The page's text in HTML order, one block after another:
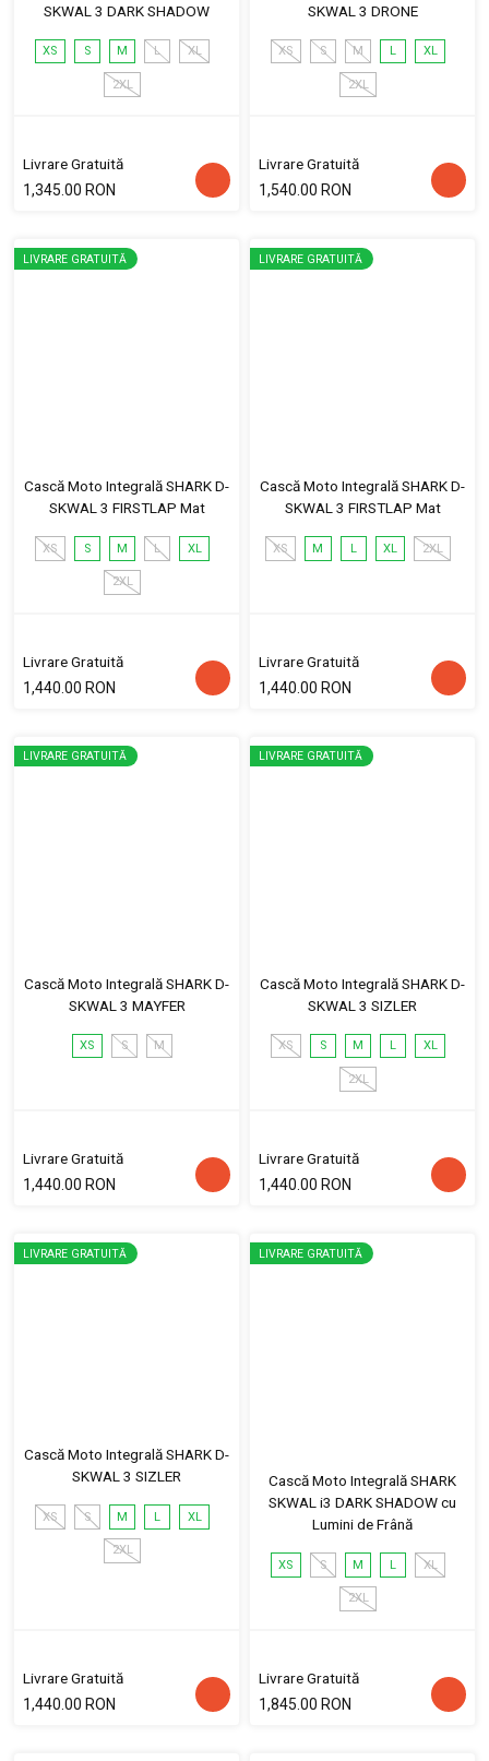
SKWAL 3 DARK SHADOW
XS S M L XL
2XL
Livrare Gratuită
1,345.00 RON
SKWAL 3 DRONE
XS S M L XL
2XL
Livrare Gratuită
1,540.00 RON
LIVRARE GRATUITĂ
Cască Moto Integrală SHARK D-
SKWAL 3 FIRSTLAP Mat
XS S M L XL
2XL
Livrare Gratuită
1,440.00 RON
LIVRARE GRATUITĂ
Cască Moto Integrală SHARK D-
SKWAL 3 FIRSTLAP Mat
XS M L XL 2XL
Livrare Gratuită
1,440.00 RON
LIVRARE GRATUITĂ
Cască Moto Integrală SHARK D-
SKWAL 3 MAYFER
XS S M
Livrare Gratuită
1,440.00 RON
LIVRARE GRATUITĂ
Cască Moto Integrală SHARK D-
SKWAL 3 SIZLER
XS S M L XL
2XL
Livrare Gratuită
1,440.00 RON
LIVRARE GRATUITĂ
Cască Moto Integrală SHARK D-
SKWAL 3 SIZLER
XS S M L XL
2XL
Livrare Gratuită
1,440.00 RON
LIVRARE GRATUITĂ
Cască Moto Integrală SHARK
SKWAL i3 DARK SHADOW cu
Lumini de Frână
XS S M L XL
2XL
Livrare Gratuită
1,845.00 RON